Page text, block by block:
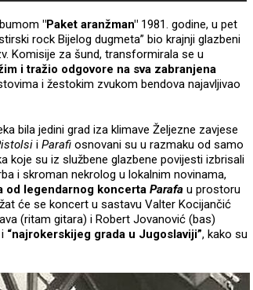
"Paket aranžman" 1981. godine, u pet
rock Bijelog dugmeta” bio krajnji glazbeni
Komisije za šund, transformirala se u
i tražio odgovore na sva zabranjena
i žestokim zvukom bendova najavljivao
bila jedini grad iza klimave Željezne zavjese
i Parafi osnovani su u razmaku od samo
koje su iz službene glazbene povijesti izbrisali
i skroman nekrolog u lokalnim novinama,
od legendarnog koncerta Parafa u prostoru
će se koncert u sastavu Valter Kocijančić
(ritam gitara) i Robert Jovanović (bas)
i “najrokerskijeg grada u Jugoslaviji”, kako su